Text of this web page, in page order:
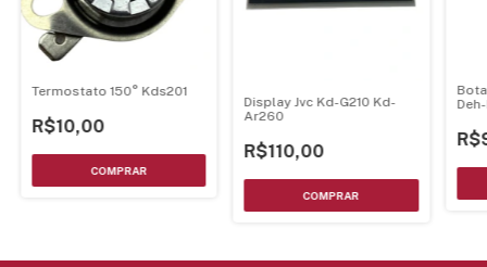
Termostato 150° Kds201
R$10,00
Display Jvc Kd-G210 Kd-
Ar260
R$110,00